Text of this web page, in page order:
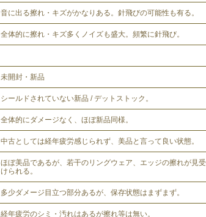
音に出る擦れ・キズがかなりある。針飛びの可能性も有る。
全体的に擦れ・キズ多くノイズも盛大。頻繁に針飛び。
未開封・新品
シールドされていない新品 / デットストック。
全体的にダメージなく、ほぼ新品同様。
中古としては経年疲労感じられず、美品と言って良い状態。
ほぼ美品であるが、若干のリングウェア、エッジの擦れが見受
けられる。
多少ダメージ目立つ部分あるが、保存状態はまずまず。
経年疲労のシミ・汚れはあるが擦れ等は無い。